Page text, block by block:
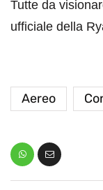
Tutte da
ufficiale della
Aereo